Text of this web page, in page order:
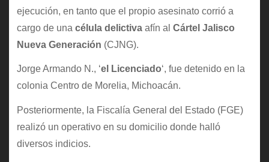
ejecución, en tanto que el propio asesinato corrió a
cargo de una célula delictivaafín al Cártel Jalisco
Nueva Generación (CJNG).
Jorge Armando N., ‘el Licenciado‘, fue detenido en la
colonia Centro de Morelia, Michoacán.
Posteriormente, la Fiscalía General del Estado (FGE)
realizó un operativo en su domicilio donde halló
diversos indicios.